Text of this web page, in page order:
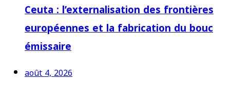
Ceuta : l’externalisation des frontières
européennes et la fabrication du bouc
émissaire
août 4, 2026